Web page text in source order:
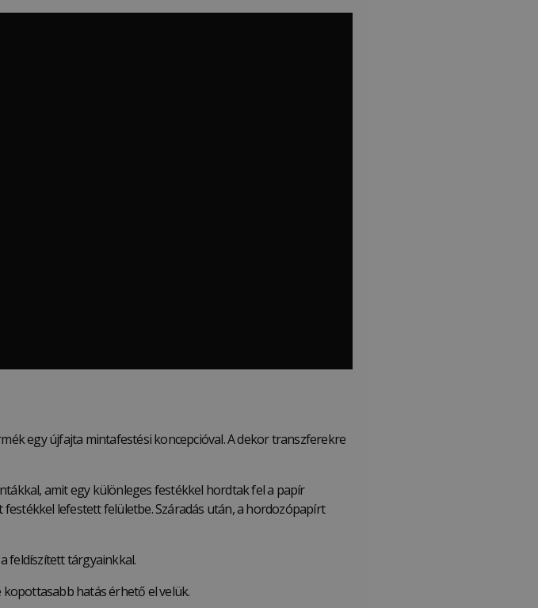
egy újfajta mintafestési koncepcióval. A dekor transzferekre
amit egy különleges festékkel hordtak fel a papír
lefestett felületbe. Száradás után, a hordozópapírt
feldíszített tárgyainkkal.
hatás érhető el velük.